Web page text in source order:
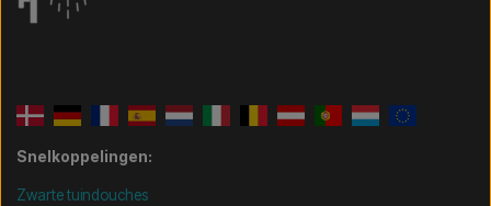
Snelkoppelingen:
Zwarte tuindouches